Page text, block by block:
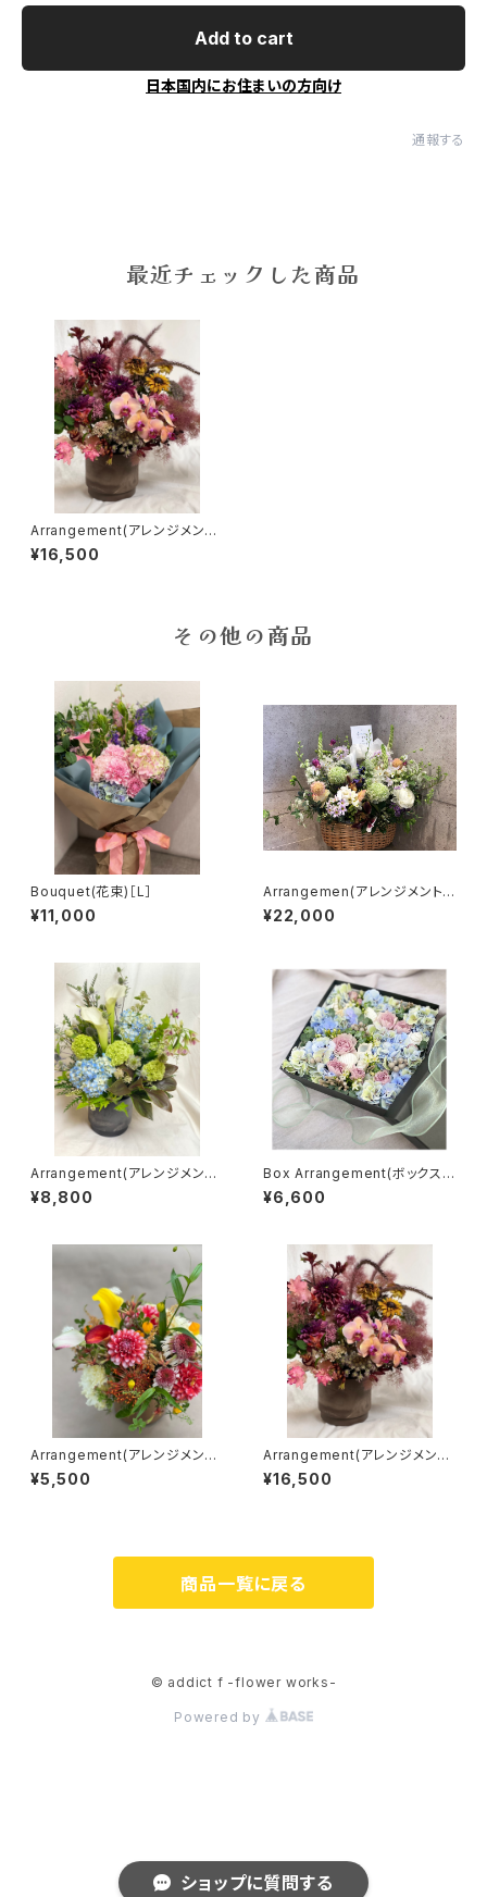
Add to cart
日本国内にお住まいの方向け
通報する
ショップに質問する
最近チェックした商品
Arrangement(アレンジメント)
［2L］
¥16,500
その他の商品
Bouquet(花束)［L］
¥11,000
Arrangemen(アレンジメント)
［3L］
¥22,000
Arrangement(アレンジメント)
［M］
¥8,800
Box Arrangement(ボックスア
レンジメント)［◻︎］
¥6,600
Arrangement(アレンジメント)
［S］
¥5,500
Arrangement(アレンジメント)
［2L］
¥16,500
商品一覧に戻る
© addict f -flower works-
Powered by